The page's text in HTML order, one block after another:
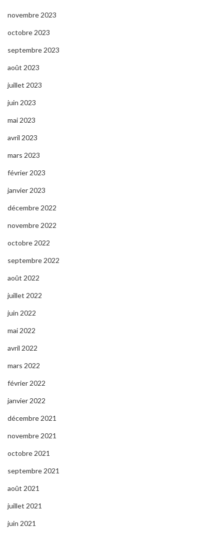
novembre 2023
octobre 2023
septembre 2023
août 2023
juillet 2023
juin 2023
mai 2023
avril 2023
mars 2023
février 2023
janvier 2023
décembre 2022
novembre 2022
octobre 2022
septembre 2022
août 2022
juillet 2022
juin 2022
mai 2022
avril 2022
mars 2022
février 2022
janvier 2022
décembre 2021
novembre 2021
octobre 2021
septembre 2021
août 2021
juillet 2021
juin 2021